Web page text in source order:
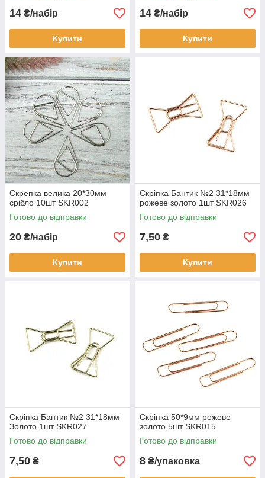
14 ₴/набір
Купити
14 ₴/набір
Купити
Скрепка велика 20*30мм
срібло 10шт SKR002
Готово до відправки
20 ₴/набір
Купити
Скріпка Бантик №2 31*18мм
рожеве золото 1шт SKR026
Готово до відправки
7,50 ₴
Купити
Скріпка Бантик №2 31*18мм
Золото 1шт SKR027
Готово до відправки
7,50 ₴
Скріпка 50*9мм рожеве
золото 5шт SKR015
Готово до відправки
8 ₴/упаковка